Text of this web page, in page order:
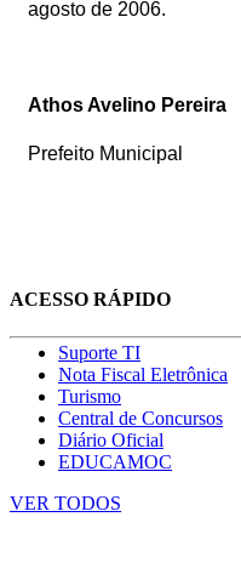
agosto de 2006.
Athos Avelino Pereira
Prefeito Municipal
ACESSO RÁPIDO
Suporte TI
Nota Fiscal Eletrônica
Turismo
Central de Concursos
Diário Oficial
EDUCAMOC
VER TODOS